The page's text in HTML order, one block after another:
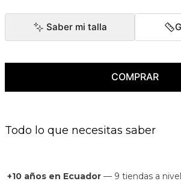
Saber mi talla
COMPRAR
Todo lo que necesitas saber
+10 años en Ecuador — 9 tiendas a